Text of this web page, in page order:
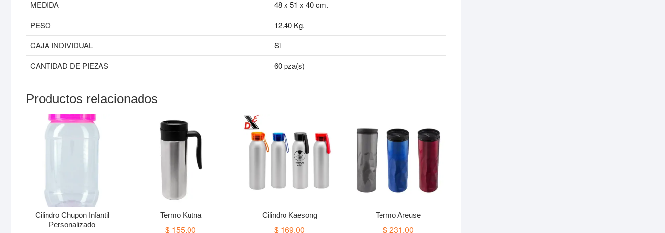
MEDIDA
48 x 51 x 40 cm.
PESO
12.40 Kg.
CAJA INDIVIDUAL
Si
CANTIDAD DE PIEZAS
60 pza(s)
Productos relacionados
Cilindro Chupon Infantil
Personalizado
Termo Kutna
$ 155.00
Cilindro Kaesong
$ 169.00
Termo Areuse
$231.00